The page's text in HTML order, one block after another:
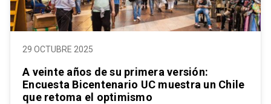
29 OCTUBRE 2025
A veinte años de su primera versión:
Encuesta Bicentenario UC muestra un Chile
que retoma el optimismo